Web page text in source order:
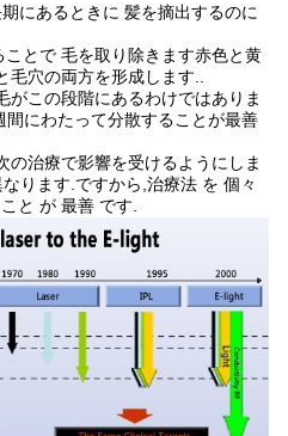
にあるときに 髪を摘出するのに
とで 毛を取り除きます赤色と黄
毛穴の両方を形成します..
がこの段階にあるわけではありま
にわたって分散することが最善
の治療で影響を受けるようにしま
ります.ですから,治療法 を 個々
と が 最善 です.